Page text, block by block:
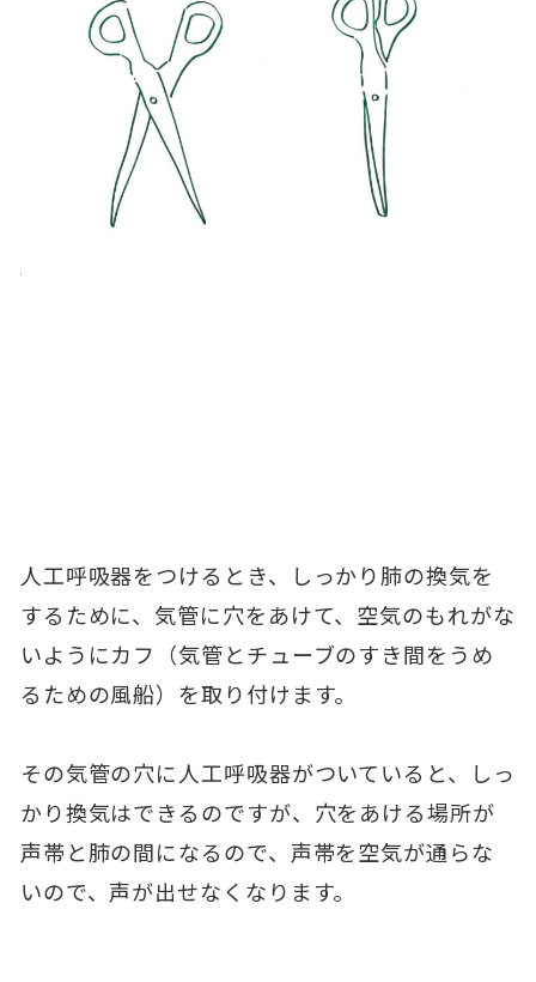
人工呼吸器をつけるとき、しっかり肺の換気を
するために、気管に穴をあけて、空気のもれがな
いようにカフ（気管とチューブのすき間をうめ
るための風船）を取り付けます。
その気管の穴に人工呼吸器がついていると、しっ
かり換気はできるのですが、穴をあける場所が
声帯と肺の間になるので、声帯を空気が通らな
いので、声が出せなくなります。